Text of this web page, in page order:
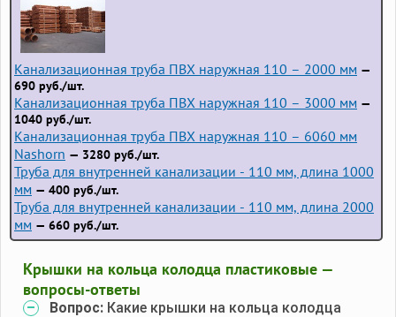
Канализационная труба ПВХ наружная 110 – 2000 мм —
690 руб./шт.
Канализационная труба ПВХ наружная 110 – 3000 мм —
1040 руб./шт.
Канализационная труба ПВХ наружная 110 – 6060 мм
Nashorn — 3280 руб./шт.
Труба для внутренней канализации - 110 мм, длина 1000
мм — 400 руб./шт.
Труба для внутренней канализации - 110 мм, длина 2000
мм — 660 руб./шт.
Крышки на кольца колодца пластиковые —
вопросы-ответы
Вопрос: Какие крышки на кольца колодца